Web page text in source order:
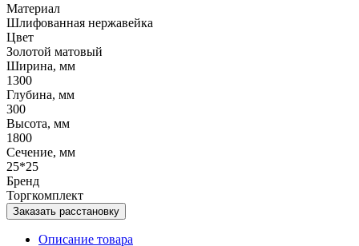
Материал
Шлифованная нержавейка
Цвет
Золотой матовый
Ширина, мм
1300
Глубина, мм
300
Высота, мм
1800
Сечение, мм
25*25
Бренд
Торгкомплект
Заказать расстановку
Описание товара